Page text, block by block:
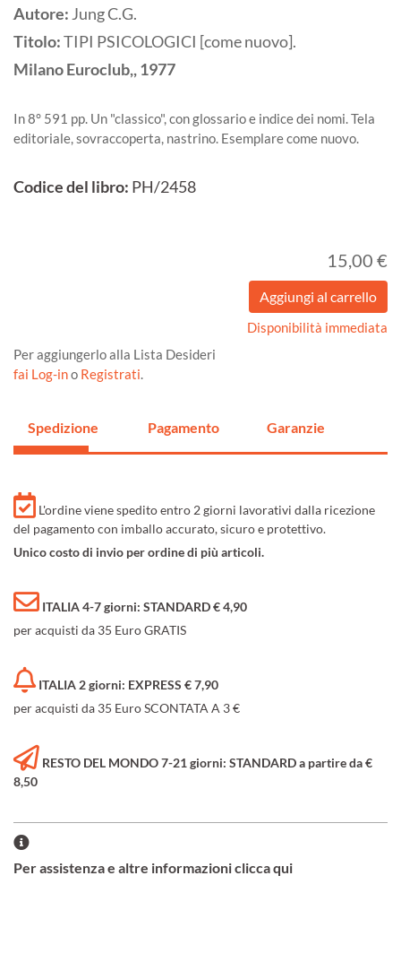
Autore: Jung C.G.
Titolo:TIPI PSICOLOGICI [come nuovo].
MilanoEuroclub,,1977
In 8° 591 pp. Un "classico", con glossario e indice dei nomi. Tela
editoriale, sovraccoperta, nastrino. Esemplare come nuovo.
Codice del libro: PH/2458
15,00 €
Disponibilità immediata
Per aggiungerlo alla Lista Desideri
fai Log-ino Registrati.
Spedizione Pagamento Garanzie
L'ordine viene spedito entro 2 giorni lavorativi dalla ricezione
del pagamento con imballo accurato, sicuro e protettivo.
Unico costo di invio per ordine di più articoli.
ITALIA 4-7 giorni: STANDARD € 4,90
per acquisti da 35 Euro GRATIS
ITALIA 2 giorni: EXPRESS € 7,90
per acquisti da 35 Euro SCONTATA A 3 €
RESTO DEL MONDO 7-21 giorni: STANDARD a partire da €
8,50
Per assistenza e altre informazioni clicca qui